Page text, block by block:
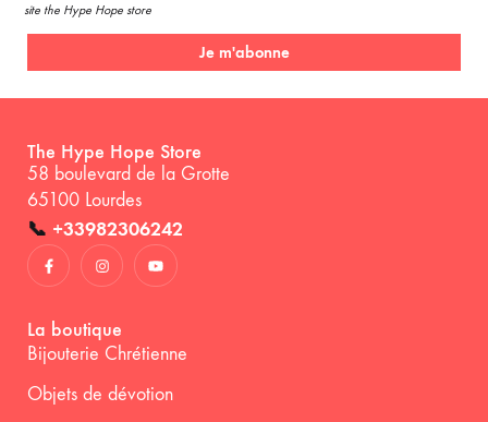
site the Hype Hope store
Je m'abonne
The Hype Hope Store
58 boulevard de la Grotte
65100 Lourdes
📞 +33982306242
La boutique
Bijouterie Chrétienne
Objets de dévotion